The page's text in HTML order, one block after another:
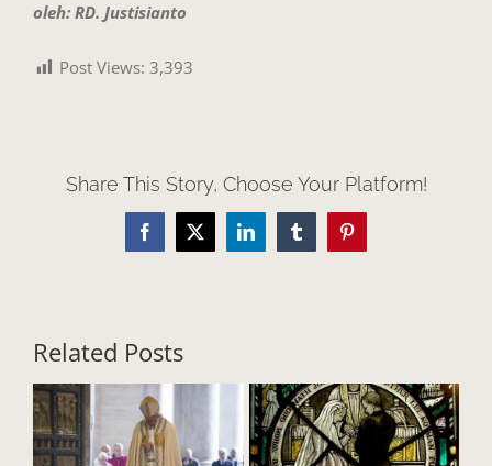
oleh: RD. Justisianto
Post Views: 3,393
Share This Story, Choose Your Platform!
Facebook
X LinkedInTumblrPinterest
Related Posts